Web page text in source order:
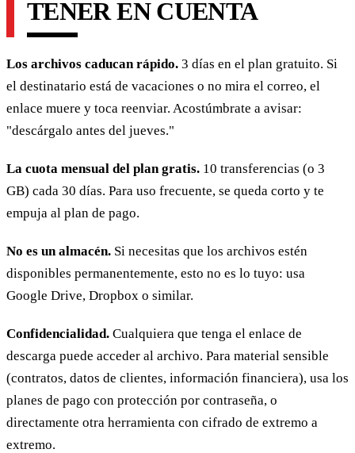
TENER EN CUENTA
Los archivos caducan rápido. 3 días en el plan gratuito. Si
el destinatario está de vacaciones o no mira el correo, el
enlace muere y toca reenviar. Acostúmbrate a avisar:
"descárgalo antes del jueves."
La cuota mensual del plan gratis. 10 transferencias (o 3
GB) cada 30 días. Para uso frecuente, se queda corto y te
empuja al plan de pago.
No es un almacén. Si necesitas que los archivos estén
disponibles permanentemente, esto no es lo tuyo: usa
Google Drive, Dropbox o similar.
Confidencialidad. Cualquiera que tenga el enlace de
descarga puede acceder al archivo. Para material sensible
(contratos, datos de clientes, información financiera), usa los
planes de pago con protección por contraseña, o
directamente otra herramienta con cifrado de extremo a
extremo.